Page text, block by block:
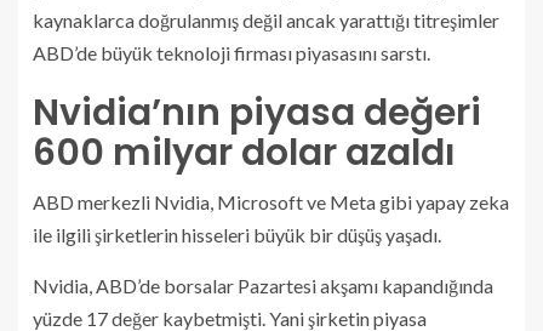
kaynaklarca doğrulanmış değil ancak yarattığı titreşimler
ABD’de büyük teknoloji firması piyasasını sarstı.
Nvidia’nın piyasa değeri
600 milyar dolar azaldı
ABD merkezli Nvidia, Microsoft ve Meta gibi yapay zeka
ile ilgili şirketlerin hisseleri büyük bir düşüş yaşadı.
Nvidia, ABD’de borsalar Pazartesi akşamı kapandığında
yüzde 17 değer kaybetmişti. Yani şirketin piyasa